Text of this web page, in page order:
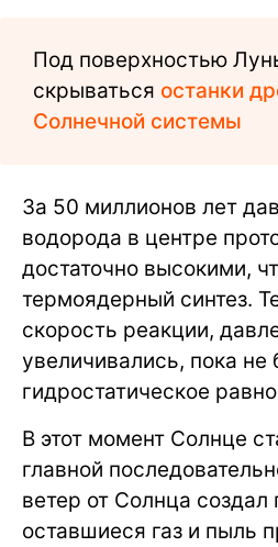
Под поверхностью
скрываться останки
Солнечной системы
За 50 миллионов лет
водорода в центре
достаточно высокими,
термоядерный синтез.
скорость реакции,
увеличивались, пока не
гидростатическое
В этот момент Солнце
главной
ветер от Солнца
оставшиеся газ и пыль